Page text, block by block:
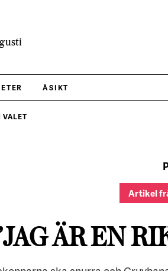
ÅSIKT
VALET
Artikel
ÄR EN